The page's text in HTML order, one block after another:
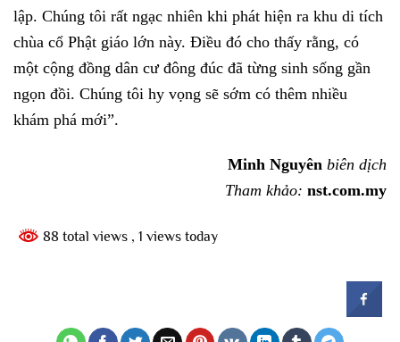
lập. Chúng tôi rất ngạc nhiên khi phát hiện ra khu di tích
chùa cổ Phật giáo lớn này. Điều đó cho thấy rằng, có
một cộng đồng dân cư đông đúc đã từng sinh sống gần
ngọn đồi. Chúng tôi hy vọng sẽ sớm có thêm nhiều
khám phá mới”.
Minh Nguyên biên dịch
Tham khảo: nst.com.my
88 total views , 1 views today